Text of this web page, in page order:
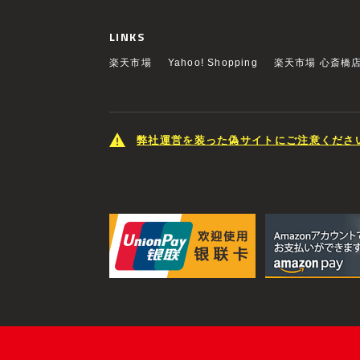
LINKS
楽天市場 Yahoo! Shopping 楽天市場 心斎橋
弊社運営を装った偽サイトにご注意くださ